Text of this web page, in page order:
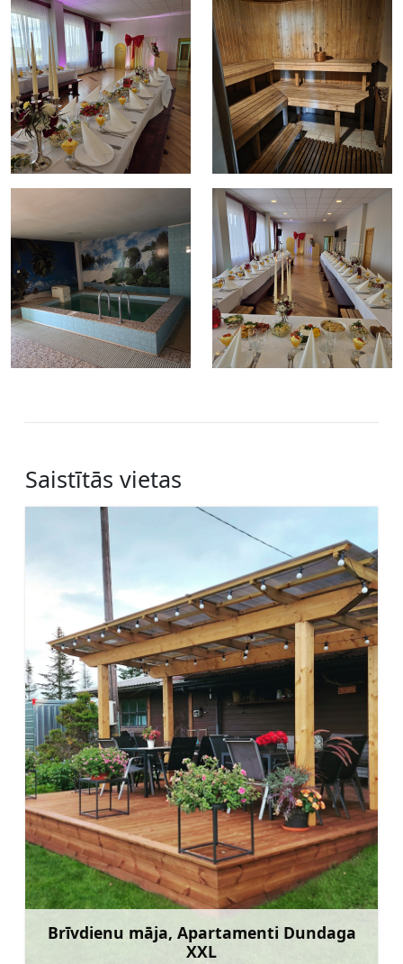
Saistītās vietas
Brīvdienu māja, Apartamenti Dundaga
XXL